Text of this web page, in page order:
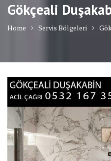
Gökçeali
Home Servis Bölgeleri